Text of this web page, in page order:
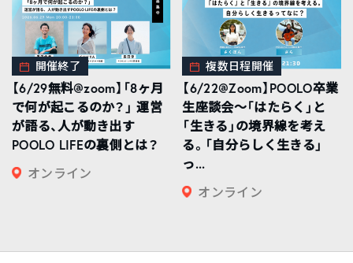
開催終了
【6/29無料@zoom】「8ヶ月
で何が起こるのか？」 運営
が語る、人が動き出す
POOLO LIFEの裏側とは？
オンライン
複数日程開催
【6/22@Zoom】POOLO卒業
生座談会〜「はたらく」と
「生きる」の境界線を考え
る。「自分らしく生きる」
っ...
オンライン